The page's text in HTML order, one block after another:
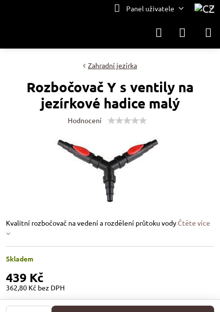
Panel uživatele
Zahradní jezírka
Rozbočovač Y s ventily na
jezírkové hadice malý
Hodnocení
Kvalitní rozbočovač na vedení a rozdělení průtoku vodyČtěte více
Skladem
439 Kč
362,80 Kč bez DPH